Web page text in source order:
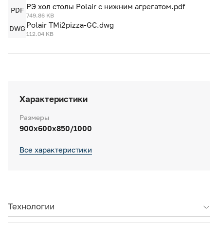
Характеристики
Размеры
900x600x850/1000
Все характеристики
PDF РЭ хол столы Polair с нижним агрегатом.pdf
749.86 KB
DWG Polair TMi2pizza-GC.dwg
112.04 KB
Технологии